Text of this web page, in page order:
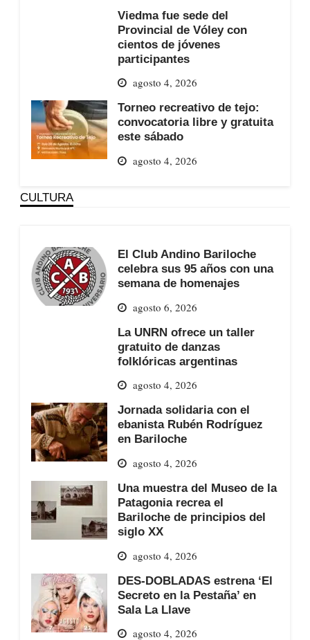
Viedma fue sede del
Provincial de Vóley con
cientos de jóvenes
participantes
agosto 4, 2026
Torneo recreativo de tejo:
convocatoria libre y gratuita
este sábado
agosto 4, 2026
CULTURA
El Club Andino Bariloche
celebra sus 95 años con una
semana de homenajes
agosto 6, 2026
La UNRN ofrece un taller
gratuito de danzas
folklóricas argentinas
agosto 4, 2026
Jornada solidaria con el
ebanista Rubén Rodríguez
en Bariloche
agosto 4, 2026
Una muestra del Museo de la
Patagonia recrea el
Bariloche de principios del
siglo XX
agosto 4, 2026
DES-DOBLADAS estrena ‘El
Secreto en la Pestaña’ en
Sala La Llave
agosto 4, 2026